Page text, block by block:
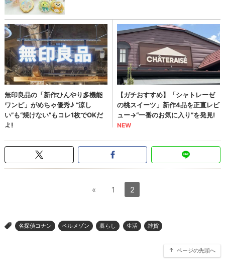
« 1 2
> 名探偵コナン ベルメゾン 暮らし 生活 雑貨
ページの先頭へ